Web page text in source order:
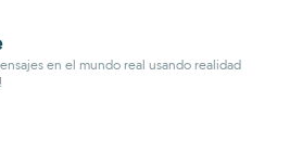
en el mundo real usando realidad